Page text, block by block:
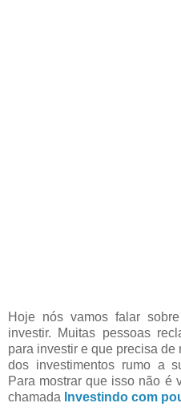
Hoje nós vamos falar
investir. Muitas pessoas
para investir e que precisa
dos investimentos rumo a
Para mostrar que isso não é
chamada Investindo com